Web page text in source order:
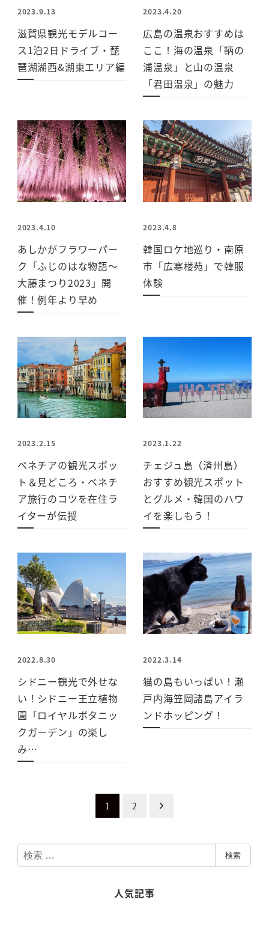
2023.9.13
滋賀県観光モデルコー
ス1泊2日ドライブ・琵
琶湖湖西&湖東エリア編
2023.4.20
広島の温泉おすすめは
ここ！海の温泉「鞆の
浦温泉」と山の温泉
「君田温泉」の魅力
2023.4.10
あしかがフラワーパー
ク「ふじのはな物語～
大藤まつり2023」開
催！例年より早め
2023.4.8
韓国ロケ地巡り・南原
市「広寒楼苑」で韓服
体験
2023.2.15
ベネチアの観光スポッ
ト＆見どころ・ベネチ
ア旅行のコツを在住ラ
イターが伝授
2023.1.22
チェジュ島（済州島）
おすすめ観光スポット
とグルメ・韓国のハワ
イを楽しもう！
2022.8.30
シドニー観光で外せな
い！シドニー王立植物
園「ロイヤルボタニッ
クガーデン」の楽し
み…
2022.3.14
猫の島もいっぱい！瀬
戸内海笠岡諸島アイラ
ンドホッピング！
ナ
1 2
検
索
検索
人気記事